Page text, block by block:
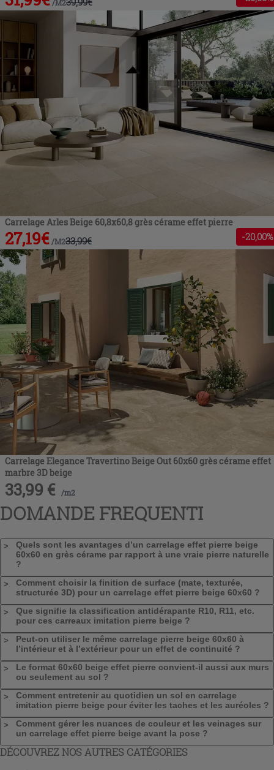
/M2
Carrelage Arles Beige 60,8x60,8 grès cérame effet pierre
27,19€ /M233,99€ -20,00%
Carrelage Elegance Travertino Beige Out 60x60 grès cérame effet
marbre 3D beige
33,99 € /m2
DOMANDE FREQUENTI
Quels sont les avantages d’un carrelage effet pierre beige
60x60 en grès cérame par rapport à une vraie pierre naturelle
?
Comment choisir la finition de surface (mate, texturée,
structurée 3D) pour un carrelage effet pierre beige 60x60 ?
Que signifie la classification antidérapante R10, R11, etc.
pour ces carreaux imitation pierre beige ?
Peut-on utiliser le même carrelage pierre beige 60x60 à
l’intérieur et à l’extérieur pour un effet de continuité ?
Le format 60x60 beige effet pierre convient-il aussi aux murs
ou seulement au sol ?
Comment entretenir au quotidien un sol en carrelage
imitation pierre beige pour éviter les taches et les auréoles ?
Comment gérer les nuances de couleur et les veinages sur
un carrelage effet pierre beige avant la pose ?
DÉCOUVREZ NOS AUTRES CATÉGORIES